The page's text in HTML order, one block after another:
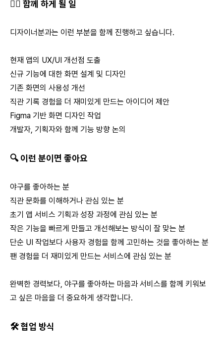
🙋‍♀️ 함께 하게 될 일
디자이너분과는 이런 부분을 함께 진행하고 싶습니다.
현재 앱의 UX/UI 개선점 도출
신규 기능에 대한 화면 설계 및 디자인
기존 화면의 사용성 개선
직관 기록 경험을 더 재미있게 만드는 아이디어 제안
Figma 기반 화면 디자인 작업
개발자, 기획자와 함께 기능 방향 논의
🔍 이런 분이면 좋아요
야구를 좋아하는 분
직관 문화를 이해하거나 관심 있는 분
초기 앱 서비스 기획과 성장 과정에 관심 있는 분
작은 기능을 빠르게 만들고 개선해보는 방식이 잘 맞는 분
단순 UI 작업보다 사용자 경험을 함께 고민하는 것을 좋아하는 분
팬 경험을 더 재미있게 만드는 서비스에 관심 있는 분
완벽한 경력보다, 야구를 좋아하는 마음과 서비스를 함께 키워보
고 싶은 마음을 더 중요하게 생각합니다.
🛠 협업 방식